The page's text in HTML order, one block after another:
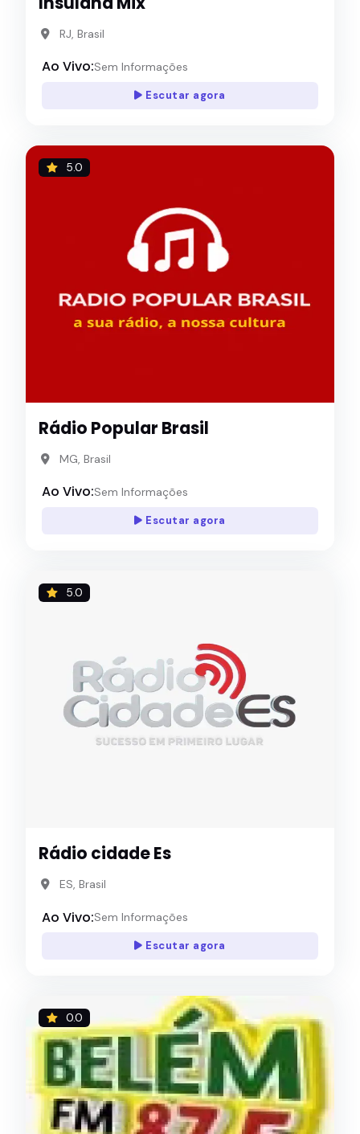
RJ, Brasil
Ao Vivo:Sem Informações
Escutar agora
5.0
Rádio Popular Brasil
MG, Brasil
Ao Vivo:Sem Informações
Escutar agora
5.0
Rádio cidade Es
ES, Brasil
Ao Vivo:Sem Informações
Escutar agora
0.0